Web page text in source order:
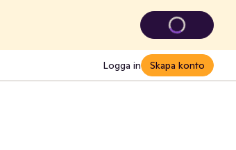
Logga in Skapa konto